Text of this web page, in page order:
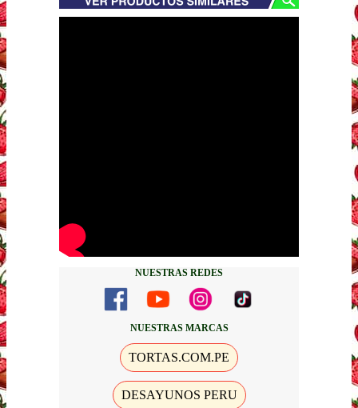
NUESTRAS REDES
NUESTRAS MARCAS
TORTAS.COM.PE
DESAYUNOS PERU